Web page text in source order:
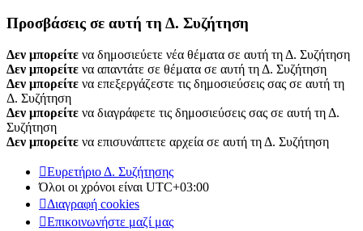
Προσβάσεις σε αυτή τη Δ. Συζήτηση
Δεν μπορείτε να δημοσιεύετε νέα θέματα σε αυτή τη Δ. Συζήτηση
Δεν μπορείτε να απαντάτε σε θέματα σε αυτή τη Δ. Συζήτηση
Δεν μπορείτε να επεξεργάζεστε τις δημοσιεύσεις σας σε αυτή τη
Δ. Συζήτηση
Δεν μπορείτε να διαγράφετε τις δημοσιεύσεις σας σε αυτή τη Δ.
Συζήτηση
Δεν μπορείτε να επισυνάπτετε αρχεία σε αυτή τη Δ. Συζήτηση
Ευρετήριο Δ. Συζήτησης
Όλοι οι χρόνοι είναι UTC+03:00
Διαγραφή cookies
Επικοινωνήστε μαζί μας